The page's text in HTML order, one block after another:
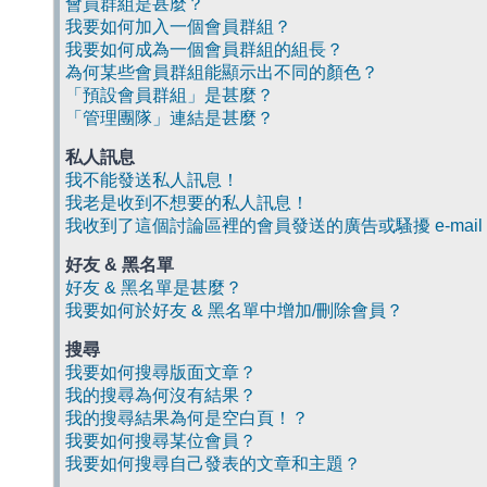
會員群組是甚麼？
我要如何加入一個會員群組？
我要如何成為一個會員群組的組長？
為何某些會員群組能顯示出不同的顏色？
「預設會員群組」是甚麼？
「管理團隊」連結是甚麼？
私人訊息
我不能發送私人訊息！
我老是收到不想要的私人訊息！
我收到了這個討論區裡的會員發送的廣告或騷擾 e-mail
好友 & 黑名單
好友 & 黑名單是甚麼？
我要如何於好友 & 黑名單中增加/刪除會員？
搜尋
我要如何搜尋版面文章？
我的搜尋為何沒有結果？
我的搜尋結果為何是空白頁！？
我要如何搜尋某位會員？
我要如何搜尋自己發表的文章和主題？